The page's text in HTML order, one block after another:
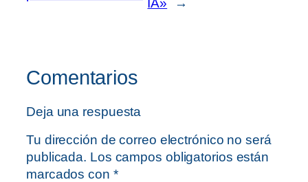
IA»
→
Comentarios
Deja una respuesta
Tu dirección de correo electrónico no será
publicada. Los campos obligatorios están
marcados con *